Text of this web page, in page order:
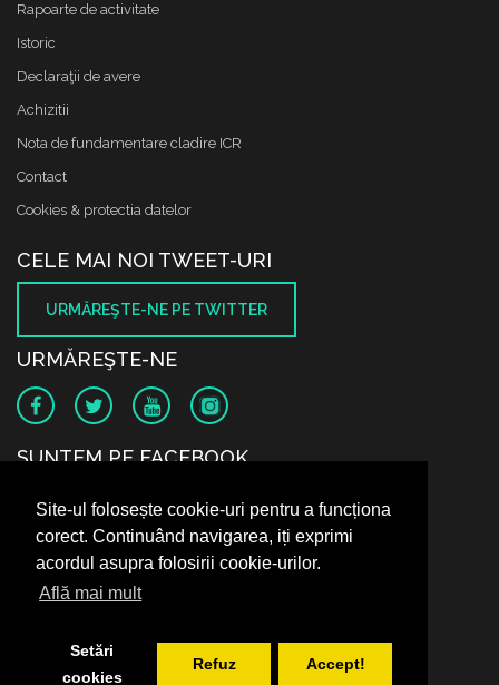
Site-ul folosește cookie-uri pentru a funcționa
corect. Continuând navigarea, iți exprimi
acordul asupra folosirii cookie-urilor.
Află mai mult
Setări
cookies
Refuz Accept!
Rapoarte de activitate
Istoric
Declaraţii de avere
Achizitii
Nota de fundamentare cladire ICR
Contact
Cookies & protectia datelor
CELE MAI NOI TWEET-URI
URMĂREŞTE-NE PE TWITTER
URMĂREŞTE-NE
SUNTEM PE FACEBOOK